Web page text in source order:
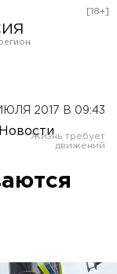
[18+]
2017 В 09:43